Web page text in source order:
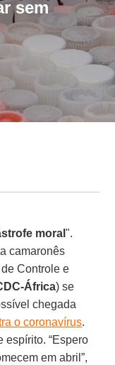
sem
moral".
camaronês
Controle e
África) se
chegada
o coronavírus.
espírito. “Espero
em abril”,